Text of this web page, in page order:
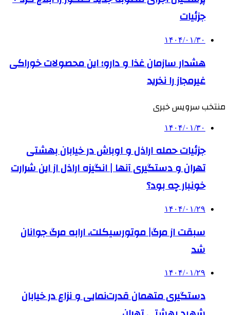
جزئیات
۱۴۰۴/۰۱/۳۰
هشدار سازمان غذا و دارو؛ این محصولات خوراکی
غیرمجاز را نخرید
منتخب سرویس خبری
۱۴۰۴/۰۱/۳۰
جزئیات حمله اراذل و اوباش در خیابان بهشتی
تهران و دستگیری آنها | انگیزه اراذل از این شرارت
خونبار چه بود؟
۱۴۰۴/۰۱/۲۹
سبقت از مرگ| موتورسیکلت، ارابه مرگ جوانان
شد
۱۴۰۴/۰۱/۲۹
دستگیری متهمان قدرت‌نمایی و نزاع در خیابان